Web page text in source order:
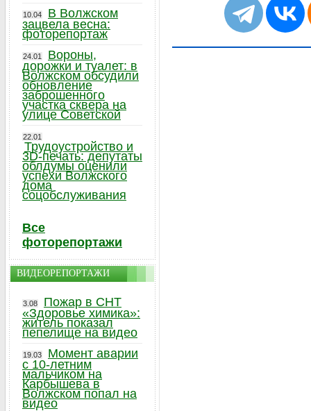
10.04
В Волжском
зацвела весна:
фоторепортаж
24.01
Вороны,
дорожки и туалет: в
Волжском обсудили
обновление
заброшенного
участка сквера на
улице Советской
22.01
Трудоустройство и
3D-печать: депутаты
облдумы оценили
успехи Волжского
дома
соцобслуживания
Все
фоторепортажи
ВИДЕОРЕПОРТАЖИ
3.08
Пожар в СНТ
«Здоровье химика»:
житель показал
пепелище на видео
19.03
Момент аварии
с 10-летним
мальчиком на
Карбышева в
Волжском попал на
видео